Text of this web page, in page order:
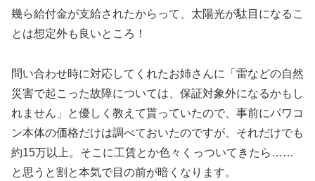
幾ら給付金が支給されたからって、太陽光が駄目になるこ
とは想定外も良いところ！
問い合わせ時に対応してくれたお姉さんに「雷などの自然
災害で起こった故障については、保証対象外になるかもし
れません」と優しく教えて貰っていたので、事前にパワコ
ン本体の価格だけは調べておいたのですが、それだけでも
約15万以上。そこに工賃とか色々くっついてきたら……
と思うと割と本気で目の前が暗くなります。